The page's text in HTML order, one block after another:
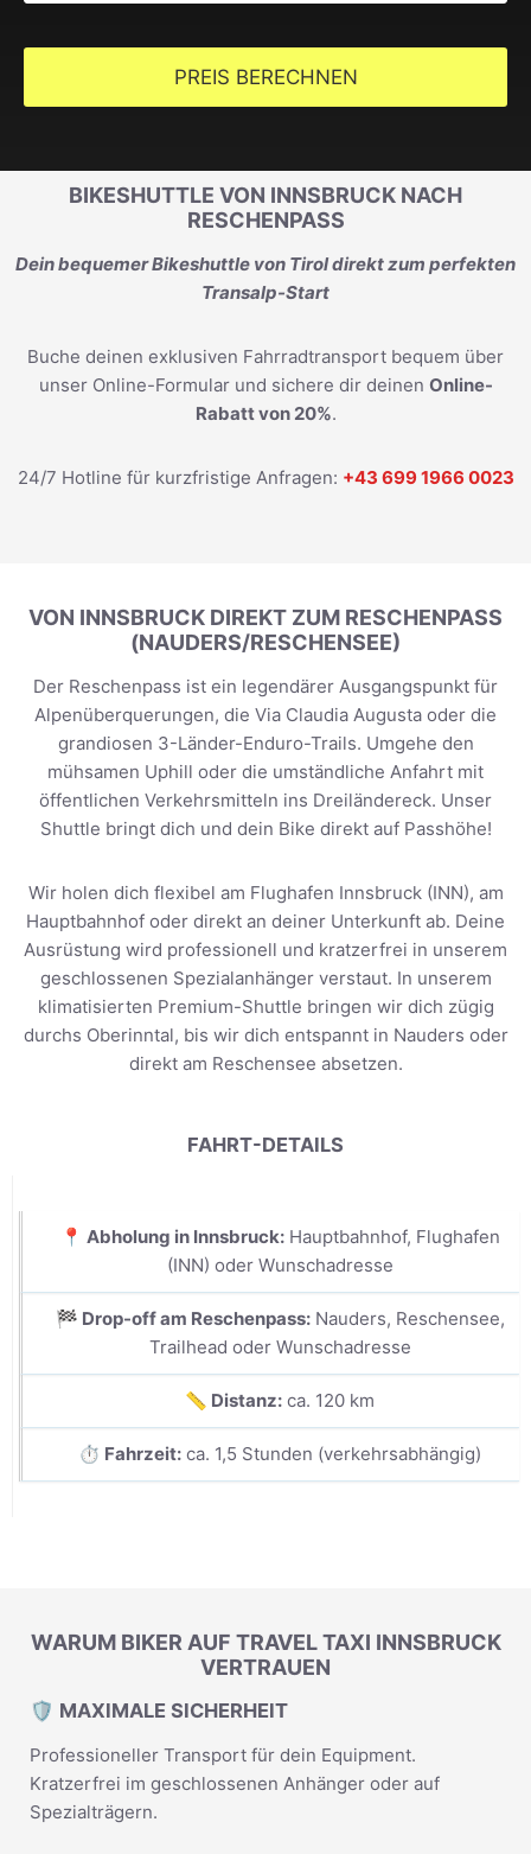
PREIS BERECHNEN
BIKESHUTTLE VON INNSBRUCK NACH
RESCHENPASS
Dein bequemer Bikeshuttle von Tirol direkt zum perfekten
Transalp-Start
Buche deinen exklusiven Fahrradtransport bequem über
unser Online-Formular und sichere dir deinen Online-
Rabatt von 20%.
24/7 Hotline für kurzfristige Anfragen: +43 699 1966 0023
VON INNSBRUCK DIREKT ZUM RESCHENPASS
(NAUDERS/RESCHENSEE)
Der Reschenpass ist ein legendärer Ausgangspunkt für
Alpenüberquerungen, die Via Claudia Augusta oder die
grandiosen 3-Länder-Enduro-Trails. Umgehe den
mühsamen Uphill oder die umständliche Anfahrt mit
öffentlichen Verkehrsmitteln ins Dreiländereck. Unser
Shuttle bringt dich und dein Bike direkt auf Passhöhe!
Wir holen dich flexibel am Flughafen Innsbruck (INN), am
Hauptbahnhof oder direkt an deiner Unterkunft ab. Deine
Ausrüstung wird professionell und kratzerfrei in unserem
geschlossenen Spezialanhänger verstaut. In unserem
klimatisierten Premium-Shuttle bringen wir dich zügig
durchs Oberinntal, bis wir dich entspannt in Nauders oder
direkt am Reschensee absetzen.
FAHRT-DETAILS
📍 Abholung in Innsbruck:Hauptbahnhof, Flughafen
(INN) oder Wunschadresse
🏁 Drop-off am Reschenpass:Nauders, Reschensee,
Trailhead oder Wunschadresse
📏 Distanz: ca. 120 km
⏱️ Fahrzeit: ca. 1,5 Stunden (verkehrsabhängig)
WARUM BIKER AUF TRAVEL TAXI INNSBRUCK
VERTRAUEN
🛡️ MAXIMALE SICHERHEIT
Professioneller Transport für dein Equipment.
Kratzerfrei im geschlossenen Anhänger oder auf
Spezialträgern.